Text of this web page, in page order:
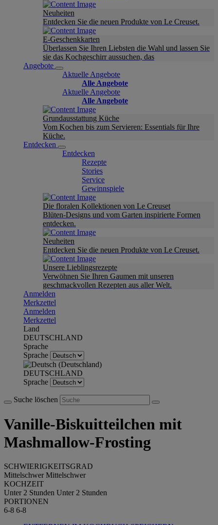
Neuheiten
Entdecken Sie die neuen Produkte von Le Creuset.
E-Geschenkkarten
Überlassen Sie Ihren Liebsten die Wahl und lassen Sie
sie das Kochgeschirr aussuchen, das
Angebote
Aktuelle Angebote
Alle Angebote
Aktuelle Angebote
Alle Angebote
Grundausstattung Küche
Vom Kochen bis zum Servieren: Essentials für Ihre
Küche.
Entdecken
Entdecken
Rezepte
Stories
Service
Gewinnspiele
Die floralen Kollektionen von Le Creuset
Blüten-Designs und vom Garten inspirierte Formen
entdecken.
Neuheiten
Entdecken Sie die neuen Produkte von Le Creuset.
Unsere Lieblingsrezepte
Verwöhnen Sie Ihren Gaumen mit unseren
geschmackvollen Rezepten aus aller Welt.
Anmelden
Merkzettel
Anmelden
Merkzettel
Land
DEUTSCHLAND
Sprache
Sprache
DEUTSCHLAND
Sprache
Suche löschen
Vanille-Biskuitteilchen mit
Mashmallow-Frosting
SCHWIERIGKEITSGRAD
Mittelschwer Mittelschwer
KOCHZEIT
Unter 2 Stunden Unter 2 Stunden
PORTIONEN
6-8 6-8